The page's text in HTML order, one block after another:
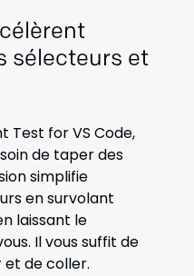
sélecteurs et
Test for VS Code,
de taper des
simplifie
en survolant
laissant le
Il vous suffit de
et de coller.